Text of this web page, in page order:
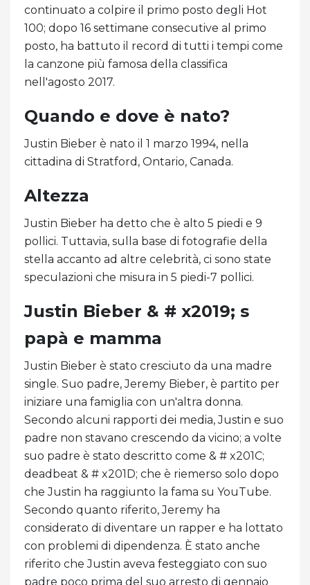
continuato a colpire il primo posto degli Hot
100; dopo 16 settimane consecutive al primo
posto, ha battuto il record di tutti i tempi come
la canzone più famosa della classifica
nell'agosto 2017.
Quando e dove è nato?
Justin Bieber è nato il 1 marzo 1994, nella
cittadina di Stratford, Ontario, Canada.
Altezza
Justin Bieber ha detto che è alto 5 piedi e 9
pollici. Tuttavia, sulla base di fotografie della
stella accanto ad altre celebrità, ci sono state
speculazioni che misura in 5 piedi-7 pollici.
Justin Bieber & # x2019; s
papà e mamma
Justin Bieber è stato cresciuto da una madre
single. Suo padre, Jeremy Bieber, è partito per
iniziare una famiglia con un'altra donna.
Secondo alcuni rapporti dei media, Justin e suo
padre non stavano crescendo da vicino; a volte
suo padre è stato descritto come & # x201C;
deadbeat & # x201D; che è riemerso solo dopo
che Justin ha raggiunto la fama su YouTube.
Secondo quanto riferito, Jeremy ha
considerato di diventare un rapper e ha lottato
con problemi di dipendenza. È stato anche
riferito che Justin aveva festeggiato con suo
padre poco prima del suo arresto di gennaio